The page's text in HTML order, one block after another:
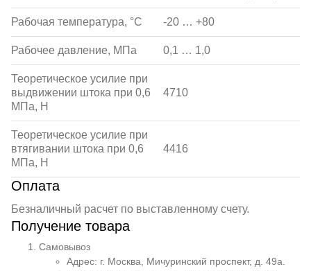
Рабочая температура, °С -20 … +80
Рабочее давление, МПа 0,1 … 1,0
Теоретическое усилие при
выдвижении штока при 0,6
МПа, Н
4710
Теоретическое усилие при
втягивании штока при 0,6
МПа, Н
4416
Оплата
Безналичный расчет по выставленному счету.
Получение товара
Самовывоз
Адрес: г. Москва, Мичуринский проспект, д. 49а.